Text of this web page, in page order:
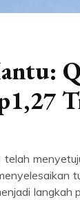
langkah